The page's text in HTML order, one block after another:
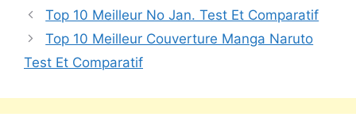
Top 10 Meilleur No Jan. Test Et Comparatif
Top 10 Meilleur Couverture Manga Naruto
Test Et Comparatif